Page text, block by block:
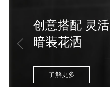
创意搭配 灵
暗装花洒
了解更多